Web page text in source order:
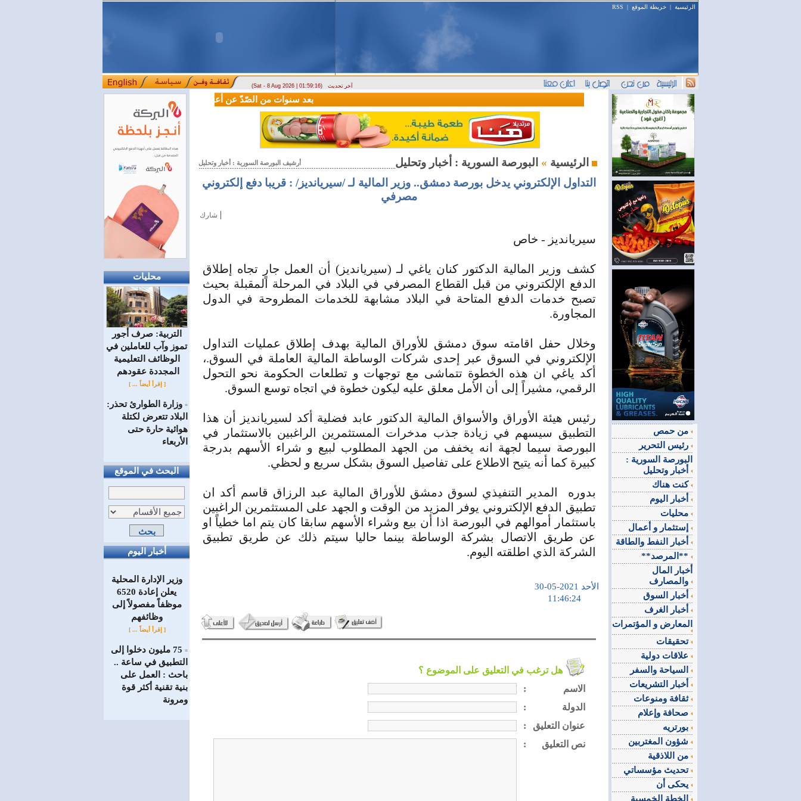
الرئيسية | خريطة الموقع |
RSS
(Sat - 8 Aug 2026 | 01:59:16) آخر تحديث
محليات
التربية: صرف أجور
تموز وآب للعاملين في
الوظائف ‏التعليمية
المجددة عقودهم ‏
[ إقرأ أيضاً ... ]
= وزارة الطوارئ تحذر:
البلاد تتعرض لكتلة
هوائية حارة حتى
الأربعاء
البحث في الموقع
أخبار اليوم
وزير الإدارة المحلية
يعلن إعادة 6520
موظفاً مفصولاً إلى
‏وظائفهم
[ إقرأ أيضاً ... ]
=
75 مليون دخلوا إلى
التطبيق في ساعة ..
باحث : العمل على
بنية تقنية أكثر قوة
ومرونة
بعد سنوات من الصّدّ عن أعماله.. القاصّ والرّوائي عبد الله النّفاخ يقدّم "تأملات في
أرشيف البورصة السورية : أخبار وتحليل الرئيسية »
التداول الإلكتروني يدخل بورصة دمشق.. وزير المالية لـ /سيريانديز/ : قريبا دفع إلكتروني
مصرفي
شارك |
سيريانديز - خاص
كشف وزير المالية الدكتور كنان ياغي لـ (سيريانديز) أن العمل جارٍ تجاه إطلاق
الدفع الإلكتروني من قبل القطاع المصرفي في البلاد في المرحلة المقبلة بحيث
تصبح خدمات الدفع المتاحة في البلاد مشابهة للخدمات المطروحة في الدول
المجاورة.
وخلال حفل اقامته سوق دمشق للأوراق المالية بهدف إطلاق عمليات التداول
الإلكتروني في السوق عبر إحدى شركات الوساطة المالية العاملة في السوق.،
أكد ياغي ان هذه الخطوة تتماشى مع توجهات و تطلعات الحكومة نحو التحول
الرقمي، مشيراً إلى أن الأمل معلق عليه ليكون خطوة في اتجاه توسع السوق.
رئيس هيئة الأوراق والأسواق المالية الدكتور عابد فضلية أكد لسيريانديز أن هذا
التطبيق سيسهم في زيادة جذب مدخرات المستثمرين الراغبين بالاستثمار في
البورصة سيما لجهة انه يخفف من الجهد المطلوب لبيع و شراء الأسهم بدرجة
كبيرة كما أنه يتيح الاطلاع على تفاصيل السوق بشكل سريع و لحظي.
بدوره المدير التنفيذي لسوق دمشق للأوراق المالية عبد الرزاق قاسم أكد ان
تطبيق الدفع الإلكتروني يوفر المزيد من الوقت و الجهد على المستثمرين الراغبين
باستثمار أموالهم في البورصة اذا أن بيع وشراء الأسهم سابقا كان يتم اما خطياً او
عن طريق الاتصال بشركة الوساطة بينما حاليا سيتم ذلك عن طريق تطبيق
الشركة الذي اطلقته اليوم.
الأحد 2021-05-30
11:46:24
هل ترغب في التعليق على الموضوع ؟
:
الاسم
:
الدولة
:
عنوان التعليق
:
نص التعليق
البورصة السورية :
كنت هناك
**المرصد**
أخبار المال
المعارض و المؤتمرات
تحقيقات
ثقافة ومنوعات
تحديث مؤسساتي